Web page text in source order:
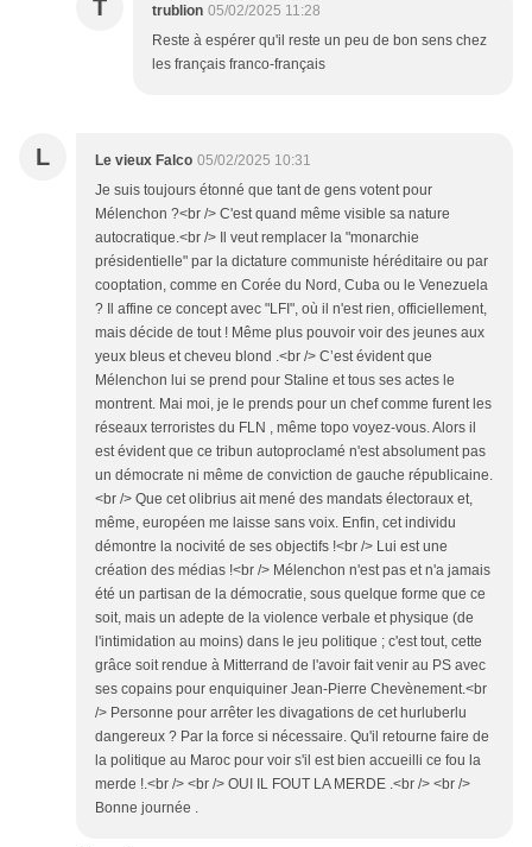
T trublion 05/02/2025 11:28
Reste à espérer qu'il reste un peu de bon sens chez
les français franco-français
L Le vieux Falco 05/02/2025 10:31
Je suis toujours étonné que tant de gens votent pour
Mélenchon ?<br /> C'est quand même visible sa nature
autocratique.<br /> Il veut remplacer la "monarchie
présidentielle" par la dictature communiste héréditaire ou par
cooptation, comme en Corée du Nord, Cuba ou le Venezuela
? Il affine ce concept avec "LFI", où il n'est rien, officiellement,
mais décide de tout ! Même plus pouvoir voir des jeunes aux
yeux bleus et cheveu blond .<br /> C’est évident que
Mélenchon lui se prend pour Staline et tous ses actes le
montrent. Mai moi, je le prends pour un chef comme furent les
réseaux terroristes du FLN , même topo voyez-vous. Alors il
est évident que ce tribun autoproclamé n'est absolument pas
un démocrate ni même de conviction de gauche républicaine.
<br /> Que cet olibrius ait mené des mandats électoraux et,
même, européen me laisse sans voix. Enfin, cet individu
démontre la nocivité de ses objectifs !<br /> Lui est une
création des médias !<br /> Mélenchon n'est pas et n'a jamais
été un partisan de la démocratie, sous quelque forme que ce
soit, mais un adepte de la violence verbale et physique (de
l'intimidation au moins) dans le jeu politique ; c'est tout, cette
grâce soit rendue à Mitterrand de l'avoir fait venir au PS avec
ses copains pour enquiquiner Jean-Pierre Chevènement.<br
/> Personne pour arrêter les divagations de cet hurluberlu
dangereux ? Par la force si nécessaire. Qu'il retourne faire de
la politique au Maroc pour voir s'il est bien accueilli ce fou la
merde !.<br /> <br /> OUI IL FOUT LA MERDE .<br /> <br />
Bonne journée .